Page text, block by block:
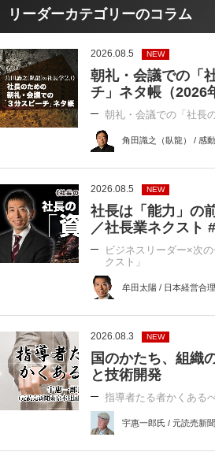
リーダーカテゴリーのコラム
2026.08.5 NEW
朝礼・会議での「
チ」ネタ帳（2026
朝礼・会議での「社長
角田識之（臥龍） / 感
2026.08.5 NEW
社長は「能力」の
／社長業ネクスト
ビジネスリーダー×次
クスト」
牟田太陽 / 日本経営合
2026.08.3 NEW
国のかたち、組織
と技術開発
指導者たる者かくある
宇惠一郎氏 / 元読売新